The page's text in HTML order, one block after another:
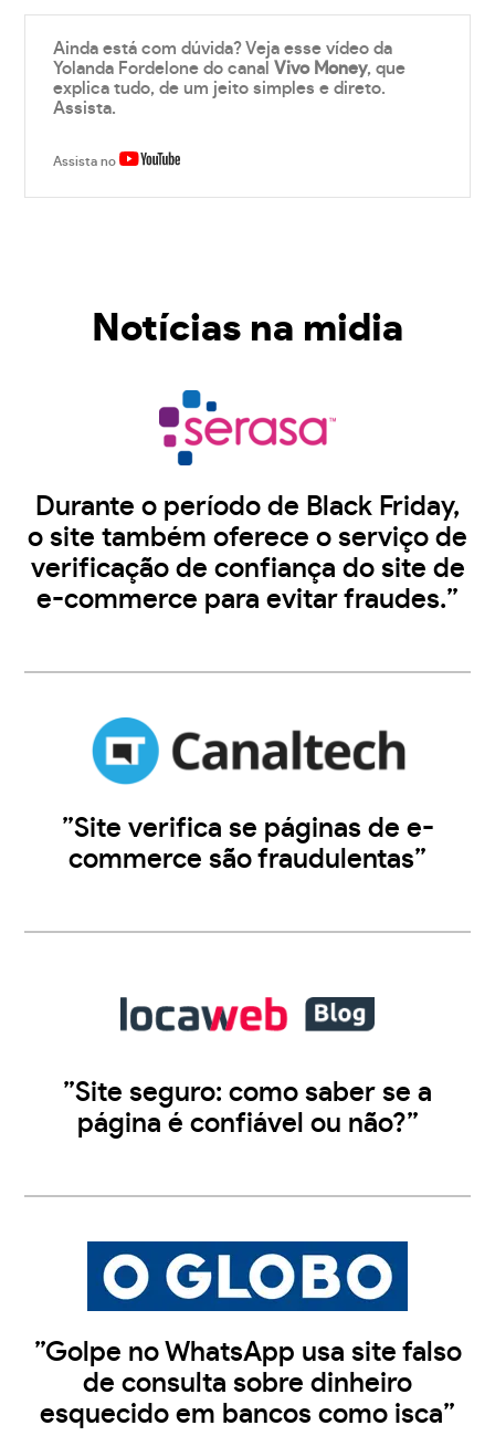
Ainda está com dúvida? Veja esse vídeo da
Yolanda Fordelone do canalVivo Money, que
explica tudo, de um jeito simples e direto.
Assista.
Assista no
Notícias na midia
Durante o período de Black Friday,
o site também oferece o serviço de
verificação de confiança do site de
e-commerce para evitar fraudes.”
”Site verifica se páginas de e-
commerce são fraudulentas”
”Site seguro: como saber se a
página é confiável ou não?”
”Golpe no WhatsApp usa site falso
de consulta sobre dinheiro
esquecido em bancos como isca”